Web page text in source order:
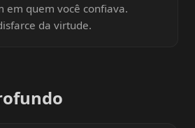
em quem você confiava.
da virtude.